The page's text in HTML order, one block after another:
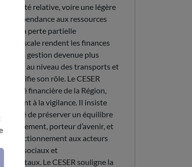
stabilité relative, voire une légère
La dépendance aux ressources
et la perte partielle
fiscale rendent les finances
La gestion devenue plus
au niveau des transports et
modifie son rôle. Le CESER
solidité financière de la Région,
appelant à la vigilance. Il insiste
de préserver un équilibre
porteur d’avenir, et
au fonctionnement aux acteurs
sociaux et
Le CESER souligne la